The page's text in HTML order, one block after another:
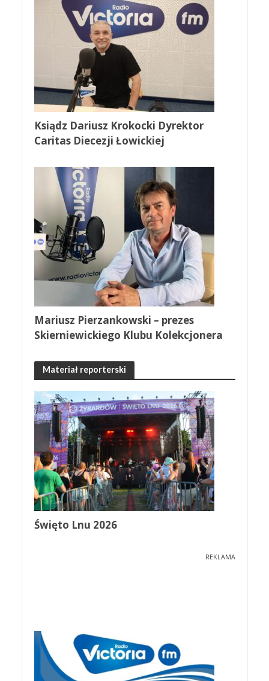
Ksiądz Dariusz Krokocki Dyrektor
Caritas Diecezji Łowickiej
Mariusz Pierzankowski – prezes
Skierniewickiego Klubu Kolekcjonera
Materiał reporterski
Święto Lnu 2026
REKLAMA